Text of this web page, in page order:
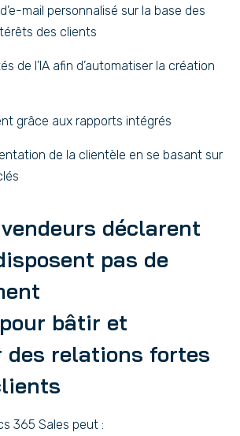
mail personnalisé sur la base des
des clients
de l’IA afin d’automatiser la création
grâce aux rapports intégrés
de la clientèle en se basant sur
déclarent
pas de
bâtir et
des relations fortes
365 Sales peut :